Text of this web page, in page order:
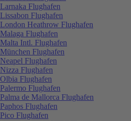
Larnaka Flughafen
Lissabon Flughafen
London Heathrow Flughafen
Malaga Flughafen
Malta Intl. Flughafen
München Flughafen
Neapel Flughafen
Nizza Flughafen
Olbia Flughafen
Palermo Flughafen
Palma de Mallorca Flughafen
Paphos Flughafen
Pico Flughafen